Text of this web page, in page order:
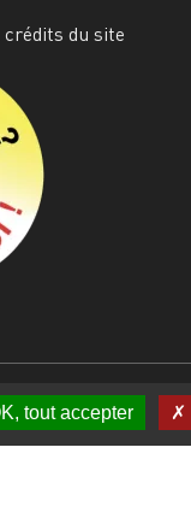
du site
tout accepter